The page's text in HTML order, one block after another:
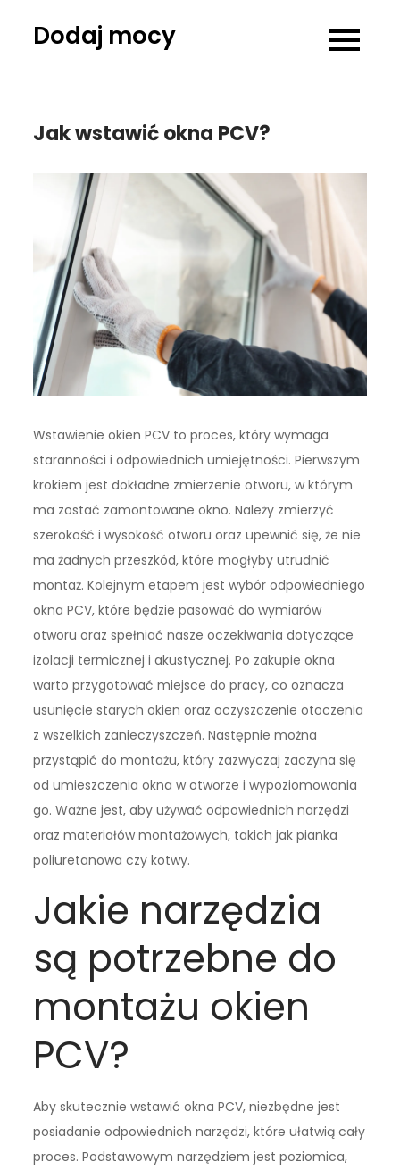
Dodaj mocy
Jak wstawić okna PCV?
Wstawienie okien PCV to proces, który wymaga
staranności i odpowiednich umiejętności. Pierwszym
krokiem jest dokładne zmierzenie otworu, w którym
ma zostać zamontowane okno. Należy zmierzyć
szerokość i wysokość otworu oraz upewnić się, że nie
ma żadnych przeszkód, które mogłyby utrudnić
montaż. Kolejnym etapem jest wybór odpowiedniego
okna PCV, które będzie pasować do wymiarów
otworu oraz spełniać nasze oczekiwania dotyczące
izolacji termicznej i akustycznej. Po zakupie okna
warto przygotować miejsce do pracy, co oznacza
usunięcie starych okien oraz oczyszczenie otoczenia
z wszelkich zanieczyszczeń. Następnie można
przystąpić do montażu, który zazwyczaj zaczyna się
od umieszczenia okna w otworze i wypoziomowania
go. Ważne jest, aby używać odpowiednich narzędzi
oraz materiałów montażowych, takich jak pianka
poliuretanowa czy kotwy.
Jakie narzędzia
są potrzebne do
montażu okien
PCV?
Aby skutecznie wstawić okna PCV, niezbędne jest
posiadanie odpowiednich narzędzi, które ułatwią cały
proces. Podstawowym narzędziem jest poziomica,